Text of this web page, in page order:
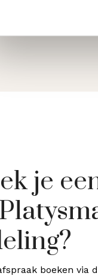
Vistabel
je
boeken via